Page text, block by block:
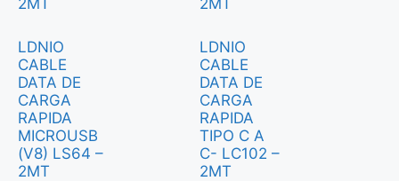
LDNIO
CABLE
DATA DE
CARGA
RAPIDA
MICROUSB
(V8) LS64 –
2MT
LDNIO
CABLE
DATA DE
CARGA
RAPIDA
TIPO C A
C- LC102 –
2MT